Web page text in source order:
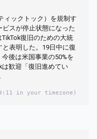
ィックトック）を規制す
スが停止状態になった
復旧のための大統
表明した。19日中に復
後は米国事業の50%を
は歓迎「復旧進めてい
in your timezone)